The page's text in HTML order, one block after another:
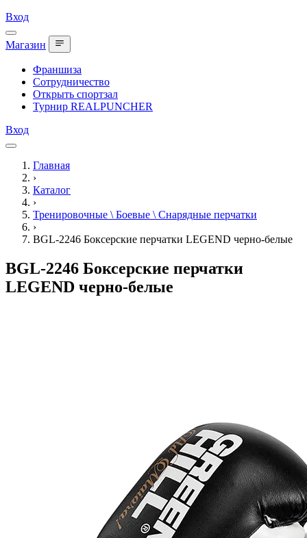
Вход
Магазин
Франшиза
Сотрудничество
Открыть спортзал
Турнир REALPUNCHER
Вход
Главная
›
Каталог
›
Тренировочные \ Боевые \ Снарядные перчатки
›
BGL-2246 Боксерские перчатки LEGEND черно-белые
BGL-2246 Боксерские перчатки
LEGEND черно-белые